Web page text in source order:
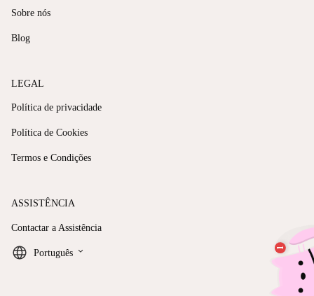
Sobre nós
Blog
LEGAL
Política de privacidade
Política de Cookies
Termos e Condições
ASSISTÊNCIA
Contactar a Assistência
Português keyboard_arrow_down